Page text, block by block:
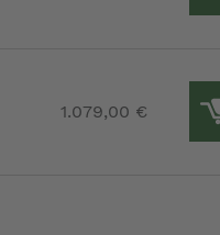
1.079,00 €